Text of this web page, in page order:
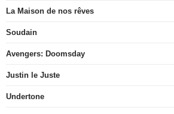
La Maison de nos rêves
Soudain
Avengers: Doomsday
Justin le Juste
Undertone